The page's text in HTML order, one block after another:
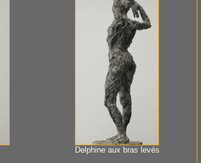
Delphine aux bras levés